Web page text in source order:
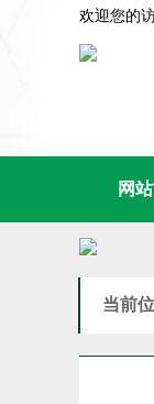
欢迎您的
网
当前